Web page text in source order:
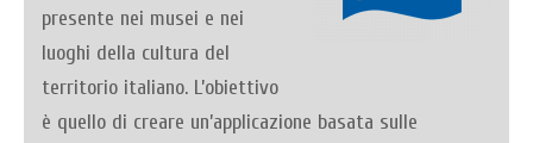
presente nei musei e nei
luoghi della cultura del
territorio italiano. L’obiettivo
è quello di creare un’applicazione basata sulle